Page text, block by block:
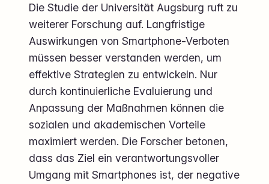
Die Studie der Universität Augsburg ruft zu
weiterer Forschung auf. Langfristige
Auswirkungen von Smartphone-Verboten
müssen besser verstanden werden, um
effektive Strategien zu entwickeln. Nur
durch kontinuierliche Evaluierung und
Anpassung der Maßnahmen können die
sozialen und akademischen Vorteile
maximiert werden. Die Forscher betonen,
dass das Ziel ein verantwortungsvoller
Umgang mit Smartphones ist, der negative